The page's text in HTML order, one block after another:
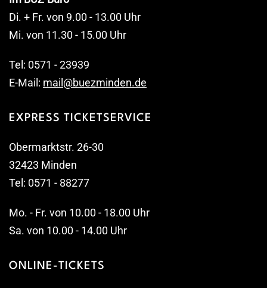
Di. + Fr. von 9.00 - 13.00 Uhr
Mi. von 11.30 - 15.00 Uhr
Tel: 0571 - 23939
E-Mail: mail@buezminden.de
EXPRESS TICKETSERVICE
Obermarktstr. 26-30
32423 Minden
Tel: 0571 - 88277
Mo. - Fr. von 10.00 - 18.00 Uhr
Sa. von 10.00 - 14.00 Uhr
ONLINE-TICKETS